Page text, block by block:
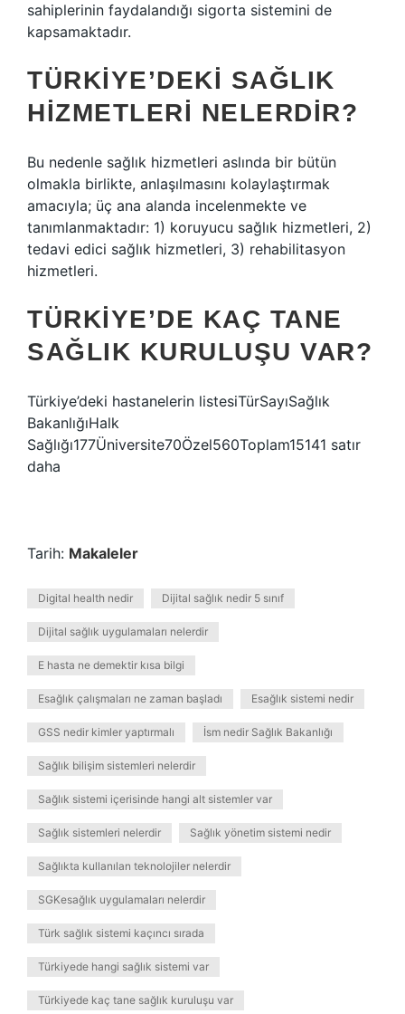
sahiplerinin faydalandığı sigorta sistemini de
kapsamaktadır.
TÜRKIYE’DEKI SAĞLIK
HIZMETLERI NELERDIR?
Bu nedenle sağlık hizmetleri aslında bir bütün
olmakla birlikte, anlaşılmasını kolaylaştırmak
amacıyla; üç ana alanda incelenmekte ve
tanımlanmaktadır: 1) koruyucu sağlık hizmetleri, 2)
tedavi edici sağlık hizmetleri, 3) rehabilitasyon
hizmetleri.
TÜRKIYE’DE KAÇ TANE
SAĞLIK KURULUŞU VAR?
Türkiye’deki hastanelerin listesiTürSayıSağlık
BakanlığıHalk
Sağlığı177Üniversite70Özel560Toplam15141 satır
daha
Tarih: Makaleler
Digital health nedir Dijital sağlık nedir 5 sınıf
Dijital sağlık uygulamaları nelerdir
E hasta ne demektir kısa bilgi
Esağlık çalışmaları ne zaman başladı Esağlık sistemi nedir
GSS nedir kimler yaptırmalı İsm nedir Sağlık Bakanlığı
Sağlık bilişim sistemleri nelerdir
Sağlık sistemi içerisinde hangi alt sistemler var
Sağlık sistemleri nelerdir Sağlık yönetim sistemi nedir
Sağlıkta kullanılan teknolojiler nelerdir
SGKesağlık uygulamaları nelerdir
Türk sağlık sistemi kaçıncı sırada
Türkiyede hangi sağlık sistemi var
Türkiyede kaç tane sağlık kuruluşu var